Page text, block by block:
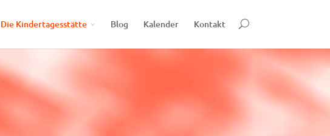
Die Kindertagesstätte Blog Kalender Kontakt